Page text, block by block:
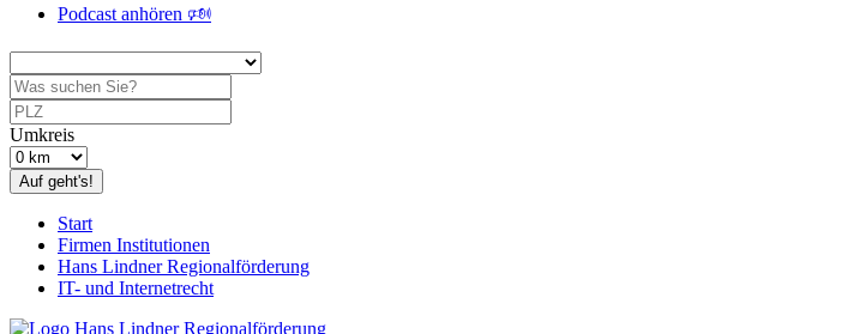
Podcast anhören 🕬
Umkreis
Auf geht's!
Start
Firmen Institutionen
Hans Lindner Regionalförderung
IT- und Internetrecht